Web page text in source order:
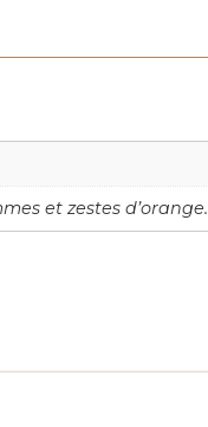
et zestes d’orange.